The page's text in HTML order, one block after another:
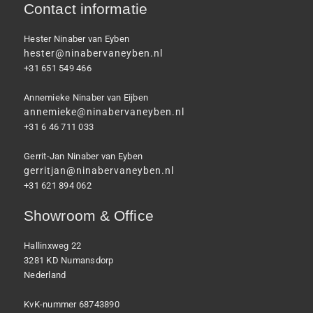
Contact informatie
Hester Ninaber van Eyben
hester@ninabervaneyben.nl
+31 651 549 466
Annemieke Ninaber van Eijben
annemieke@ninabervaneyben.nl
+31 6 46 711 033
Gerrit-Jan Ninaber van Eyben
gerritjan@ninabervaneyben.nl
+31 621 894 062
Showroom & Office
Hallinxweg 22
3281 KD Numansdorp
Nederland
KvK-nummer 68743890